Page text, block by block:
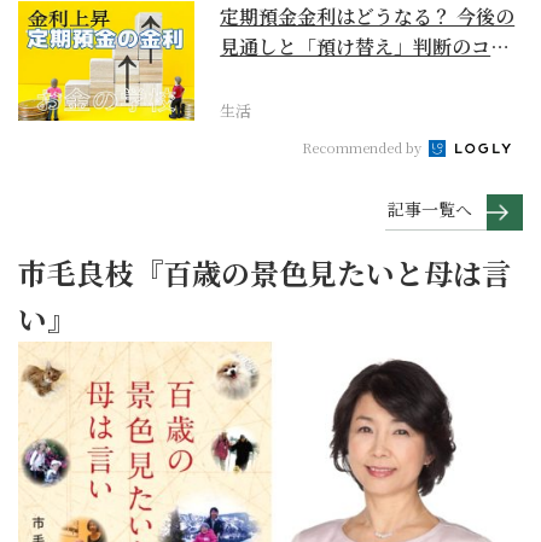
定期預金金利はどうなる？ 今後の
見通しと「預け替え」判断のコツ
生活
Recommended by
記事一覧へ
市毛良枝『百歳の景色見たいと母は言
い』